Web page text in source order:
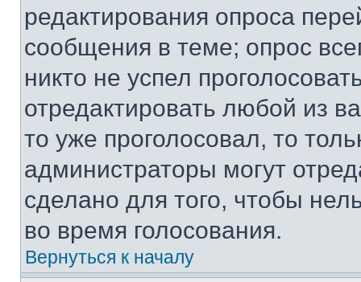
редактирования опроса
сообщения в теме; опрос
никто не успел
отредактировать любой из
то уже проголосовал, то
администраторы могут
сделано для того, чтобы
во время голосования.
Вернуться к началу